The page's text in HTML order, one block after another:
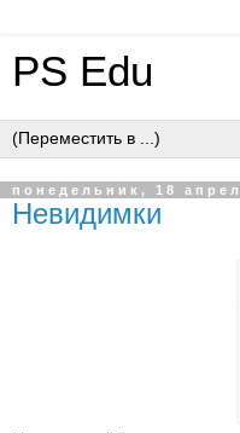
PS Edu
понедельник, 18
Невидимки